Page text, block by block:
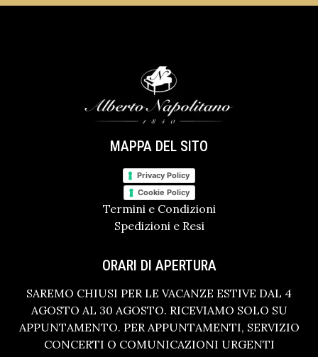
MAPPA DEL SITO
Privacy Policy
Cookie Policy
Termini e Condizioni
Spedizioni e Resi
ORARI DI APERTURA
SAREMO CHIUSI PER LE VACANZE ESTIVE DAL 4
AGOSTO AL 30 AGOSTO. RICEVIAMO SOLO SU
APPUNTAMENTO. PER APPUNTAMENTI, SERVIZIO
CONCERTI O COMUNICAZIONI URGENTI